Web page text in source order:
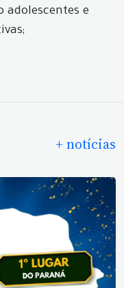
adolescentes e
+ notícias